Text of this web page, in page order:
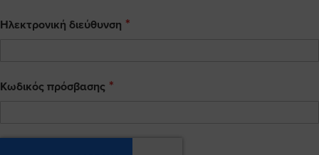
Ηλεκτρονική διεύθυνση
Κωδικός πρόσβασης